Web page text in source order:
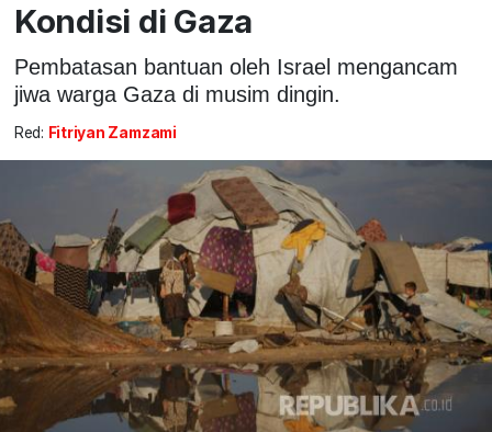
Kondisi di Gaza
Pembatasan bantuan oleh Israel mengancam
jiwa warga Gaza di musim dingin.
Red: Fitriyan Zamzami